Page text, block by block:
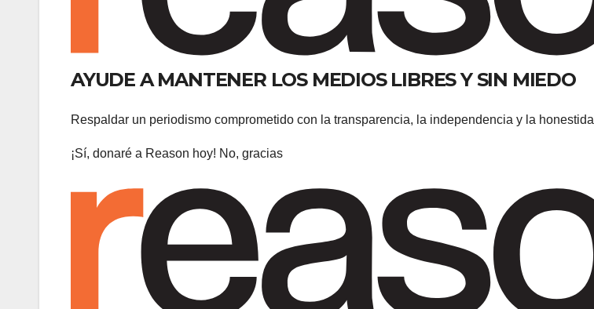
AYUDE A MANTENER LOS MEDIOS LIBRES Y SIN MIEDO
Respaldar un periodismo comprometido con la transparencia, la independencia y la
¡Sí, donaré a Reason hoy! No, gracias